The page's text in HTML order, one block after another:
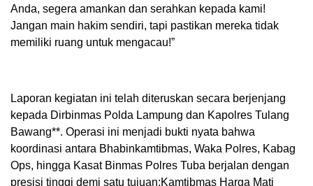
Anda, segera amankan dan serahkan kepada kami!
Jangan main hakim sendiri, tapi pastikan mereka tidak
memiliki ruang untuk mengacau!”
Laporan kegiatan ini telah diteruskan secara berjenjang
kepada Dirbinmas Polda Lampung dan Kapolres Tulang
Bawang**. Operasi ini menjadi bukti nyata bahwa
koordinasi antara Bhabinkamtibmas, Waka Polres, Kabag
Ops, hingga Kasat Binmas Polres Tuba berjalan dengan
presisi tinggi demi satu tujuan:Kamtibmas Harga Mati